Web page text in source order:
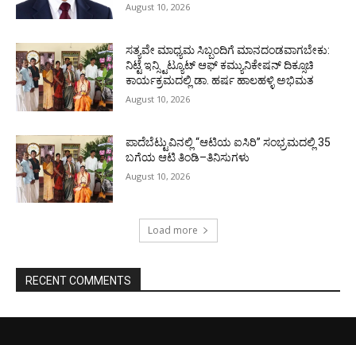
August 10, 2026
ಸತ್ಯವೇ ಮಾಧ್ಯಮ ಸಿಬ್ಬಂದಿಗೆ ಮಾನದಂಡವಾಗಬೇಕು:
ನಿಟ್ಟೆ ಇನ್ಸ್ಟಿಟ್ಯೂಟ್ ಆಫ್ ಕಮ್ಯುನಿಕೇಷನ್ ದಿಕ್ಸೂಚಿ
ಕಾರ್ಯಕ್ರಮದಲ್ಲಿ ಡಾ. ಹರ್ಷ ಹಾಲಹಳ್ಳಿ ಅಭಿಮತ
August 10, 2026
ಪಾದೆಬೆಟ್ಟುವಿನಲ್ಲಿ “ಆಟಿಯ ಐಸಿರಿ’’ ಸಂಭ್ರಮದಲ್ಲಿ 35
ಬಗೆಯ ಆಟಿ ತಿಂಡಿ–ತಿನಿಸುಗಳು
August 10, 2026
Load more
RECENT COMMENTS